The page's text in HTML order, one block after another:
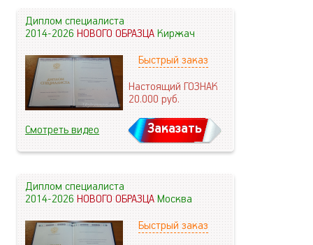
Диплом специалиста
2014-2026НОВОГО ОБРАЗЦАКиржач
Быстрый заказ
Настоящий ГОЗНАК
20.000руб.
Смотреть видео Заказать
Диплом специалиста
2014-2026НОВОГО ОБРАЗЦАМосква
Быстрый заказ